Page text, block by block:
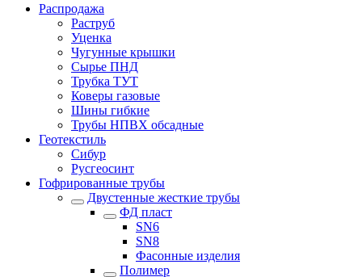
Распродажа
Раструб
Уценка
Чугунные крышки
Сырье ПНД
Трубка ТУТ
Коверы газовые
Шины гибкие
Трубы НПВХ обсадные
Геотекстиль
Сибур
Русгеосинт
Гофрированные трубы
Двустенные жесткие трубы
ФД пласт
SN6
SN8
Фасонные изделия
Полимер